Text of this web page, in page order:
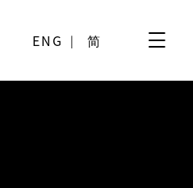
ENG 简